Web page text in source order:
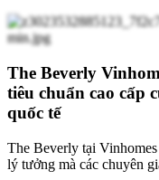
The Beverly
tiêu chuẩn cao cấp
quốc tế
The Beverly tại
lý tưởng mà các chuyên